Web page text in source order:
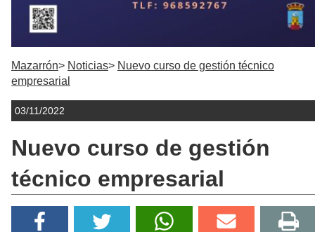
Mazarrón Noticias
Nuevo curso de gestión técnico
empresarial
03/11/2022
Nuevo curso de gestión
técnico empresarial